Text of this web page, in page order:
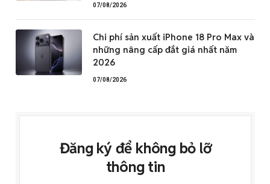
07/08/2026
Chi phí sản xuất iPhone 18 Pro Max và
những nâng cấp đắt giá nhất năm
2026
07/08/2026
Đăng ký để không bỏ lỡ
thông tin